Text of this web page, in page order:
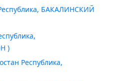
БАКАЛИНСКИЙ
)
Республика,